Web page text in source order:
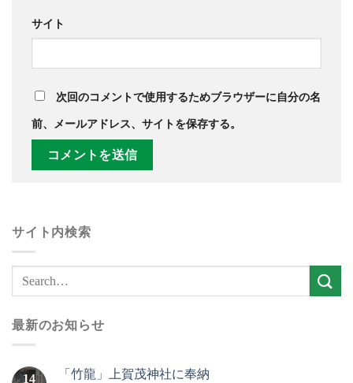
サイト
次回のコメントで使用するためブラウザーに自分の名
前、メールアドレス、サイトを保存する。
サイト内検索
最新のお知らせ
14 「竹龍」上賀茂神社に奉納